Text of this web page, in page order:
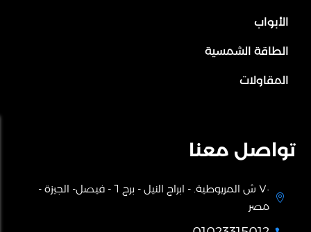
تواصل معنا

٧٠ ش المريوطية. - ابراج النيل - برج ٦ - فيصل- الجيزة -
مصر
الأبواب
الطاقة الشمسية
المقاولات